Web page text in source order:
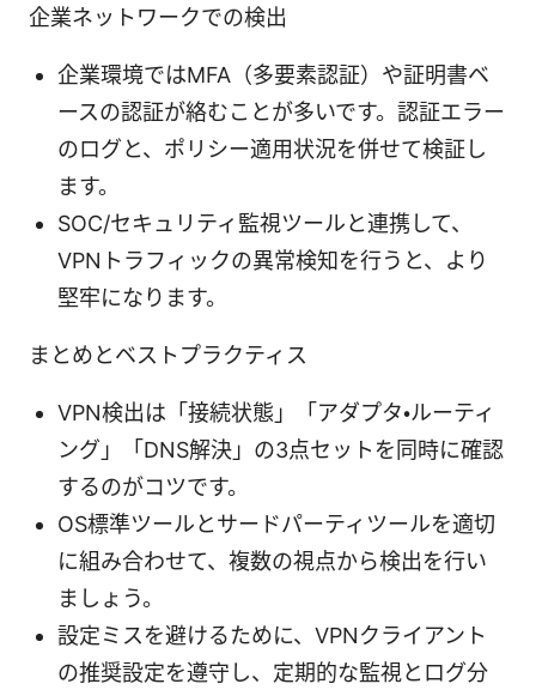
企業ネットワークでの検出
企業環境ではMFA（多要素認証）や証明書ベ
ースの認証が絡むことが多いです。認証エラー
のログと、ポリシー適用状況を併せて検証し
ます。
SOC/セキュリティ監視ツールと連携して、
VPNトラフィックの異常検知を行うと、より
堅牢になります。
まとめとベストプラクティス
VPN検出は「接続状態」「アダプタ・ルーティ
ング」「DNS解決」の3点セットを同時に確認
するのがコツです。
OS標準ツールとサードパーティツールを適切
に組み合わせて、複数の視点から検出を行い
ましょう。
設定ミスを避けるために、VPNクライアント
の推奨設定を遵守し、定期的な監視とログ分